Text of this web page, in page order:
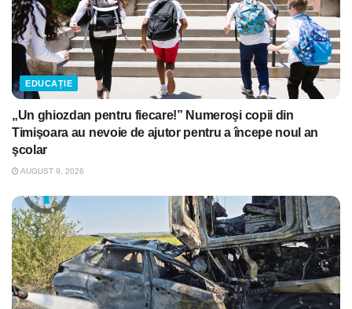
EDUCAȚIE
„Un ghiozdan pentru fiecare!” Numeroşi copii din
Timişoara au nevoie de ajutor pentru a începe noul an
şcolar
AUGUST 9, 2026